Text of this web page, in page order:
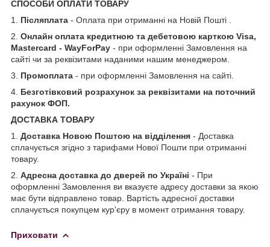
СПОСОБИ ОПЛАТИ ТОВАРУ
1. Післяплата - Оплата при отриманні на Новій Пошті .
2. Онлайн оплата кредитною та дебетовою карткою Visa,
Mastercard - WayForPay - при оформленні Замовлення на
сайті чи за реквізитами наданими нашим менеджером.
3. Промоплата - при оформленні Замовлення на сайті.
4. Безготівковий розрахунок за реквізитами на поточний
рахунок ФОП.
ДОСТАВКА ТОВАРУ
1.
Доставка Новою Поштою на відділення - Доставка
сплачується згідно з тарифами Нової Пошти при отриманні
товару.
2. Адресна доставка до дверей по Україні - При
оформленні Замовлення ви вказуєте адресу доставки за якою
має бути відправлено товар. Вартість адресної доставки
сплачується покупцем кур'єру в момент отримання товару.
Приховати